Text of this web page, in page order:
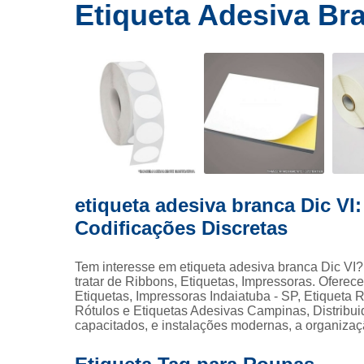
Ribbons
de cera
Fita
Etiqueta Adesiva
etiqueta adesiva branca Dic
Codificações Discretas
Tem interesse em etiqueta adesiva branca Dic
tratar de Ribbons, Etiquetas, Impressoras.
Etiquetas, Impressoras Indaiatuba - SP, Etiqueta
Rótulos e Etiquetas Adesivas Campinas,
capacitados, e instalações modernas, a